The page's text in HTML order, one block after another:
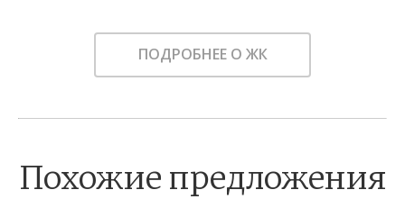
ПОДРОБНЕЕ О ЖК
Похожие предложения